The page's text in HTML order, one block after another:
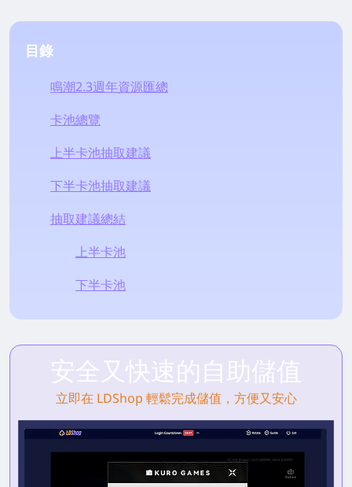
目錄
鳴潮2.3週年資源匯總
卡池總覽
上半卡池抽取建議
下半卡池抽取建議
抽取建議總結
上半卡池
下半卡池
安全又快速的自助儲值
立即在 LDShop 輕鬆完成儲值，方便又安心